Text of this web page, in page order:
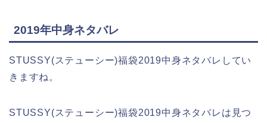
2019年中身ネタバレ
STUSSY(ステューシー)福袋2019中身ネタバレしてい
きますね。
STUSSY(ステューシー)福袋2019中身ネタバレは見つ